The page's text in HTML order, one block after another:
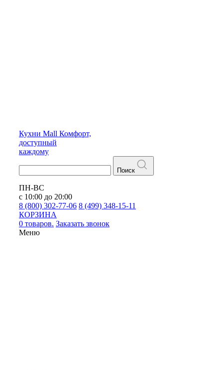
Кухни Mall Комфорт,
доступный
каждому
Поиск
ПН-ВС
с 10:00 до 20:00
8 (800) 302-77-06 8 (499) 348-15-11
КОРЗИНА
0 товаров. Заказать звонок
Меню